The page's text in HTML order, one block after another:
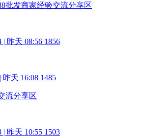
批发商家经验交流分享区
| 昨天 08:56 1856
昨天 16:08 1485
流分享区
| 昨天 10:55 1503